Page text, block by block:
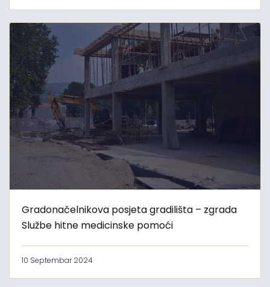
Gradonačelnikova posjeta gradilišta – zgrada
Službe hitne medicinske pomoći
10 Septembar 2024